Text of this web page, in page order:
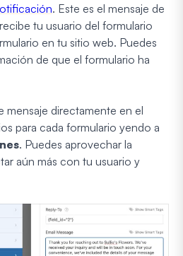
. Este es el mensaje de
tu usuario del formulario
en tu sitio web. Puedes
de que el formulario ha
mensaje directamente en el
para cada formulario yendo a
. Puedes aprovechar la
aún más con tu usuario y